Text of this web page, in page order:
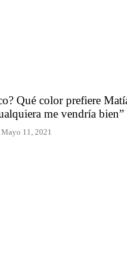
Qué color prefiere
me vendría bien”
Mayo 11, 2021